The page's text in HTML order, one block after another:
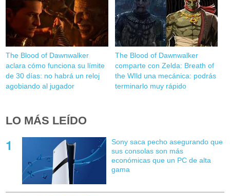
The Blood of Dawnwalker
aclara cómo funciona su límite
de 30 días: no habrá un reloj
agobiando al jugador
The Blood of Dawnwalker
comparte con Zelda: Breath of
the WIld una mecánica: podrás
terminarlo muy rápido
LO MÁS LEÍDO
Sony saca pecho asegurando que
sus consolas son más
económicas que un PC de alta
gama